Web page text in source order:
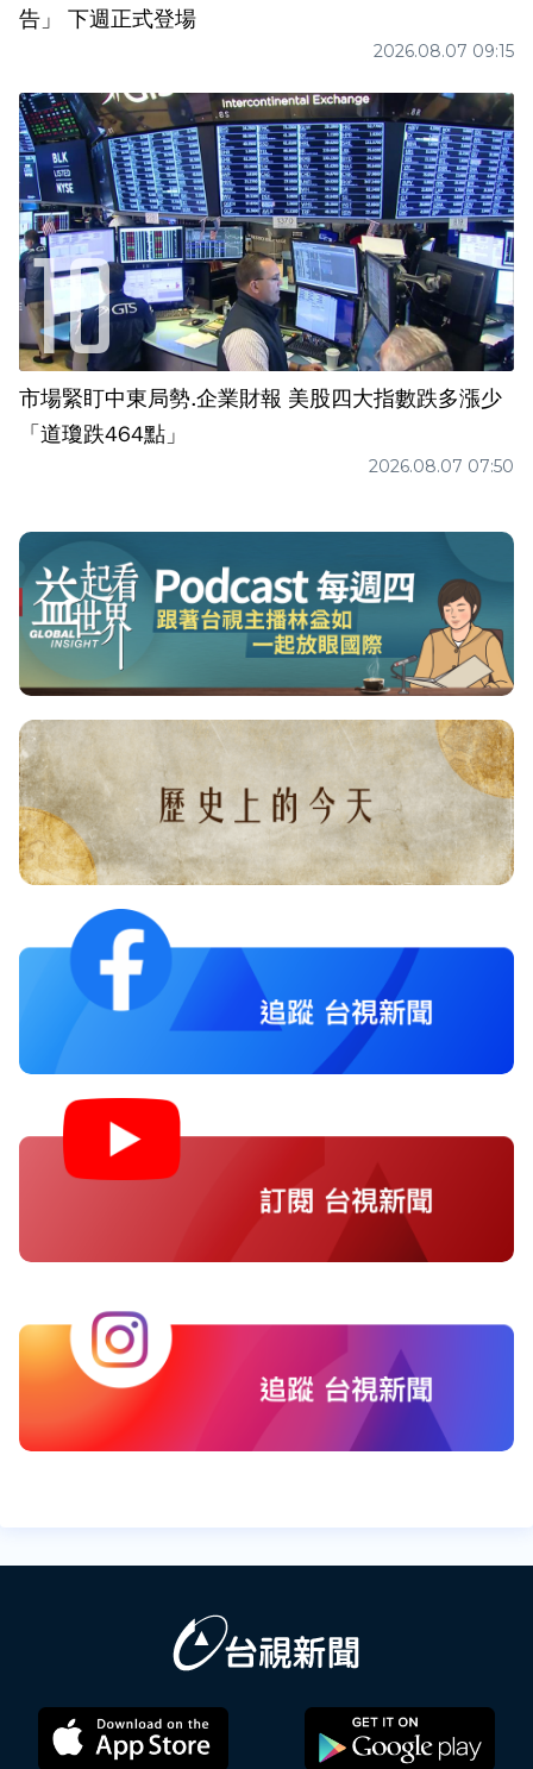
告」 下週正式登場
2026.08.07 09:15
市場緊盯中東局勢.企業財報 美股四大指數跌多漲少
「道瓊跌464點」
2026.08.07 07:50